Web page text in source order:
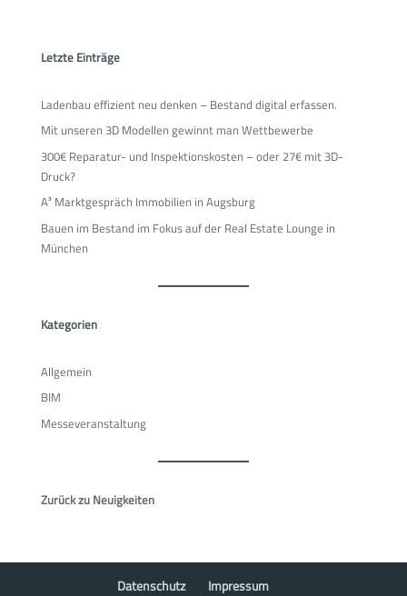
Letzte Einträge
Ladenbau effizient neu denken – Bestand digital erfassen.
Mit unseren 3D Modellen gewinnt man Wettbewerbe
300€ Reparatur- und Inspektionskosten – oder 27€ mit 3D-
Druck?
A³ Marktgespräch Immobilien in Augsburg
Bauen im Bestand im Fokus auf der Real Estate Lounge in
München
Kategorien
Allgemein
BIM
Messeveranstaltung
Zurück zu Neuigkeiten
Datenschutz Impressum